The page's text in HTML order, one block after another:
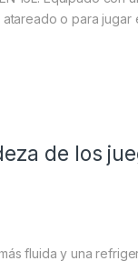
o para jugar
de los
fluida y una